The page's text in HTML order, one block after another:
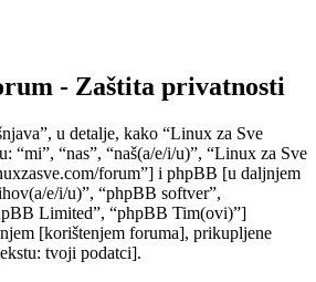
- Zaštita privatnosti
u detalje, kako “Linux za Sve
“mi”, “nas”, “naš(a/e/i/u)”, “Linux za Sve
forum”] i phpBB [u daljnjem
e/i/u)”, “phpBB softver”,
Limited”, “phpBB Tim(ovi)”]
[korištenjem foruma], prikupljene
tvoji podatci].